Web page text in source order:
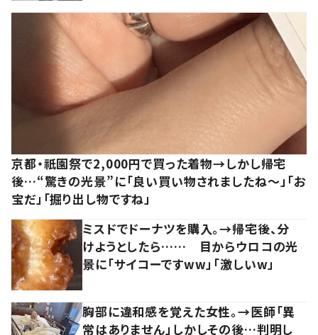
京都・祇園祭で2,000円で買った着物→しかし帰宅
後…“驚きの光景”に「良い買い物されましたね～」「お
宝だ」「掘り出し物ですね」
ミスドでドーナツを購入。→帰宅後、分
けようとしたら…… 目からウロコの光
景に「サイコーですww」「激しいw」
胸部に違和感を覚えた女性。→医師「異
常はありません」しかしその後…判明し